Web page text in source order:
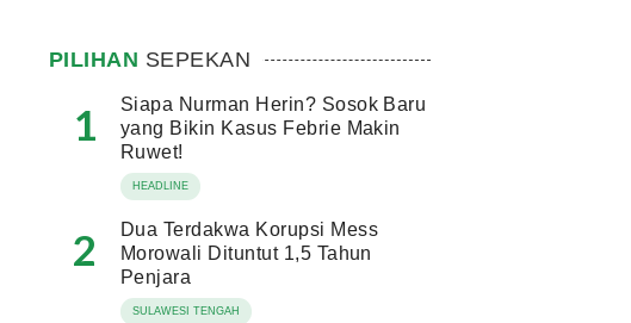
PILIHAN SEPEKAN
1
Siapa Nurman Herin? Sosok Baru
yang Bikin Kasus Febrie Makin
Ruwet!
HEADLINE
2
Dua Terdakwa Korupsi Mess
Morowali Dituntut 1,5 Tahun
Penjara
SULAWESI TENGAH